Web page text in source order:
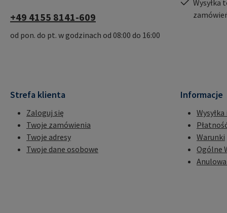
+49 4155 8141-609
od pon. do pt. w godzinach od 08:00 do 16:00
Wysyłka
Strefa klienta
Zaloguj się
Twoje zamówienia
Twoje adresy
Twoje dane osobowe
Informacje
Warunki
Ogólne